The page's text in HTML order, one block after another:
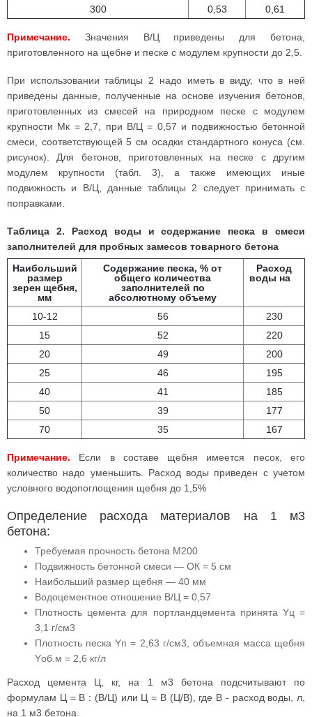
300
0,53 0,61
Примечание. Значения В/Ц приведены для бетона,
приготовленного на щебне и песке с модулем крупности до 2,5.
При использовании таблицы 2 надо иметь в виду, что в ней
приведены данные, полученные на основе изучения бетонов,
приготовленных из смесей на природном песке с модулем
крупности Мк = 2,7, при В/Ц = 0,57 и подвижностью бетонной
смеси, соответствующей 5 см осадки стандартного конуса (см.
рисунок). Для бетонов, приготовленных на песке с другим
модулем крупности (табл. 3), а также имеющих иные
подвижность и В/Ц, данные таблицы 2 следует принимать с
поправками.
Таблица 2. Расход воды и содержание песка в смеси
заполнителей для пробных замесов товарного бетона
Наибольший
размер
зерен щебня,
мм
Содержание песка, % от
общего количества
заполнителей по
абсолютному объему
Расход
воды на
10-12
56
230
15
52
220
20
49
200
25
46
195
40
41
185
50
39
177
70
35 167
Примечание. Если в составе щебня имеется песок, его
количество надо уменьшить. Расход воды приведен с учетом
условного водопоглощения щебня до 1,5%
Определение расхода материалов на 1 м3
бетона:
Требуемая прочность бетона М200
Подвижность бетонной смеси — ОК = 5 см
Наибольший размер щебня — 40 мм
Водоцементное отношение В/Ц = 0,57
Плотность цемента для портландцемента принята Yц =
3,1 г/см3
Плотность песка Yп = 2,63 г/см3, объемная масса щебня
Yоб.м = 2,6 кг/л
Расход цемента Ц, кг, на 1 м3 бетона подсчитывают по
формулам Ц = В : (В/Ц) или Ц = В (Ц/В), где В - расход воды, л,
на 1 м3 бетона.